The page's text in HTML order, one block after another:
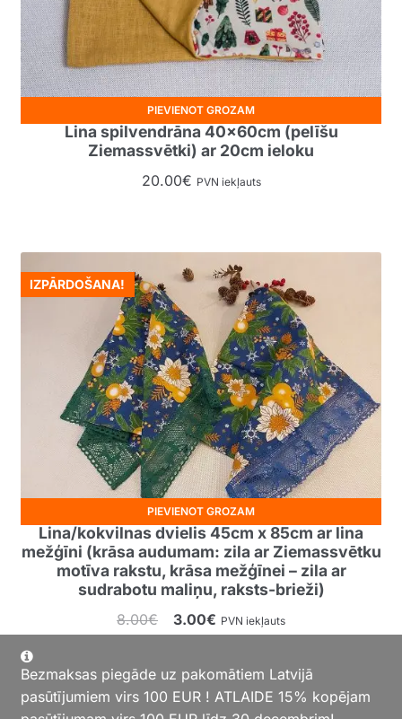
Lina spilvendrāna 40x60cm (pelīšu
Ziemassvētki) ar 20cm ieloku
20.00€ PVN iekļauts
PIEVIENOT GROZAM
Lina/kokvilnas dvielis 45cm x 85cm ar lina
mežģīni (krāsa audumam: zila ar Ziemassvētku
motīva rakstu, krāsa mežģīnei – zila ar
sudrabotu maliņu, raksts-brieži)
IZPĀRDOŠANA!
8.00€
Original
8.00€.
3.00€ Current
PVN iekļauts
PIEVIENOT GROZAM
Bezmaksas piegāde uz pakomātiem Latvijā
pasūtījumiem virs 100 EUR ! ATLAIDE 15% kopējam